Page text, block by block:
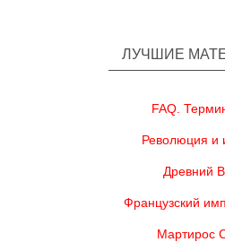
ЛУЧШИЕ
FAQ.
Революция и
Древний
Французский
Мартирос